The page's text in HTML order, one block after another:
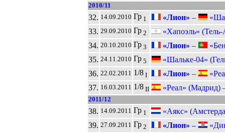
2010/11
32. 14.09.2010 Гр1 «Лион» –
33. 29.09.2010 Гр2
«Хапоэль»
34. 20.10.2010 Гр3 «Лион» –
35. 24.11.2010 Гр5
«Шальке-04»
36. 22.02.2011 1/8I «Лион» –
37. 16.03.2011 1/8II «Реал» (Мадрид)
2011/12
38. 14.09.2011 Гр1
«Аякс»
39. 27.09.2011 Гр2 «Лион» –